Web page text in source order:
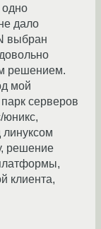
одно
дало
выбран
решением.
мой
серверов
юникс,
решение
клиента,